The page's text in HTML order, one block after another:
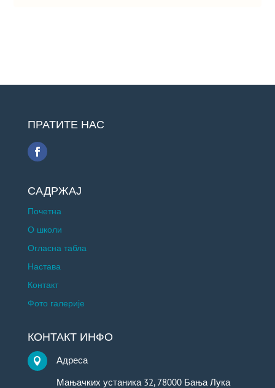
ПРАТИТЕ НАС
САДРЖАЈ
Почетна
О школи
Огласна табла
Настава
Контакт
Фото галерије
КОНТАКТ ИНФО
 Адреса
Мањачких устаника 32, 78000 Бања Лука